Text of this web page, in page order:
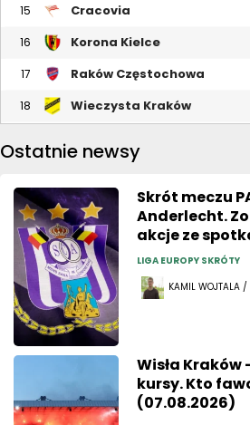
15 Cracovia
16 Korona Kielce
17 Raków Częstochowa
18 Wieczysta Kraków
Ostatnie newsy
Skrót meczu
Anderlecht.
akcje ze
LIGA EUROPY SKRÓTY
KAMIL WOJTALA
Wisła Kraków
kursy. Kto
(07.08.2026)